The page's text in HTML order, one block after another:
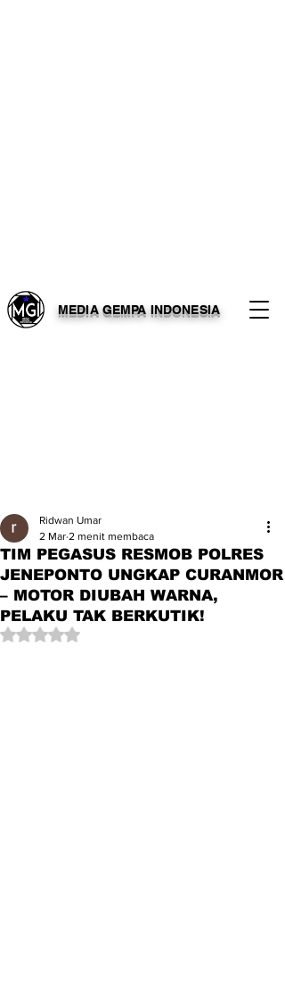
MEDIA GEMPA INDONESIA
TIM PEGASUS RESMOB POLRES
JENEPONTO UNGKAP CURANMOR
– MOTOR DIUBAH WARNA,
PELAKU TAK BERKUTIK!
Ridwan Umar
2 Mar 2 menit membaca
Dinilai NaN dari 5 bintang.